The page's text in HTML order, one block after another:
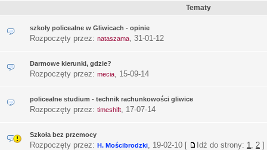
Tematy
szkoły policealne w Gliwicach - opinie
Rozpoczęty przez: nataszama, 31-01-12
Darmowe kierunki, gdzie?
Rozpoczęty przez: mecia, 15-09-14
policealne studium - technik rachunkowości gliwice
Rozpoczęty przez: timeshift, 17-07-14
Szkoła bez przemocy
Rozpoczęty przez: H. Mościbrodzki, 19-02-10 [ Idź do strony: 1, 2 ]